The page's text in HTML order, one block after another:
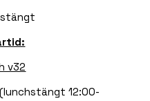
stängt
v32
12:00-